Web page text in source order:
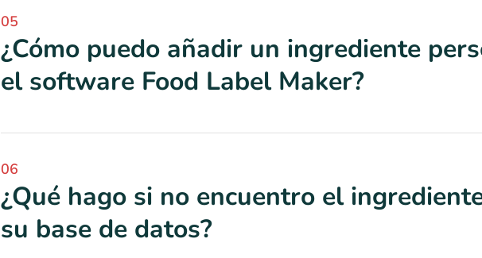
05
¿Cómo puedo añadir un ingrediente
el software Food Label Maker?
06
¿Qué hago si no encuentro el
su base de datos?